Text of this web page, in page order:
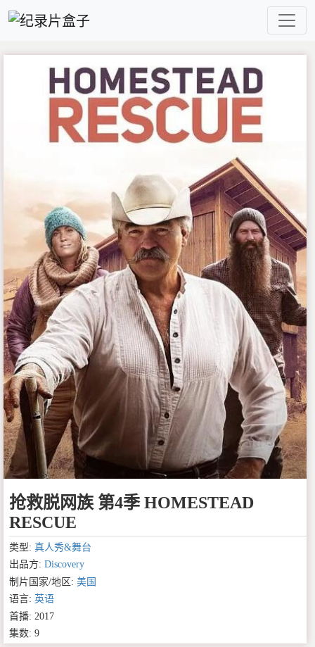
抢救脱网族 第4季 HOMESTEAD
RESCUE
类型: 真人秀&舞台
出品方: Discovery
制片国家/地区: 美国
语言: 英语
首播: 2017
集数: 9